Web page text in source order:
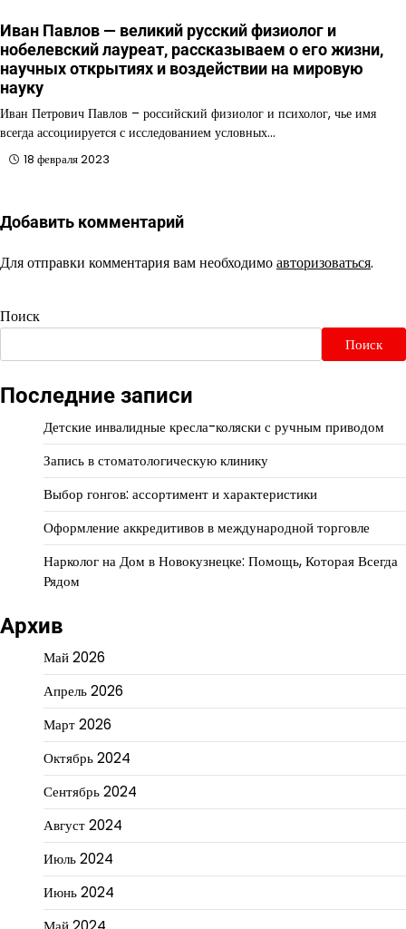
Иван Павлов — великий русский физиолог и
нобелевский лауреат, рассказываем о его жизни,
научных открытиях и воздействии на мировую
науку
Иван Петрович Павлов – российский физиолог и психолог, чье имя
всегда ассоциируется с исследованием условных…
18 февраля 2023
Добавить комментарий
Для отправки комментария вам необходимоавторизоваться.
Поиск
Поиск
Последние записи
Детские инвалидные кресла-коляски с ручным приводом
Запись в стоматологическую клинику
Выбор гонгов: ассортимент и характеристики
Оформление аккредитивов в международной торговле
Нарколог на Дом в Новокузнецке: Помощь, Которая Всегда
Рядом
Архив
Май 2026
Апрель 2026
Март 2026
Октябрь 2024
Сентябрь 2024
Август 2024
Июль 2024
Июнь 2024